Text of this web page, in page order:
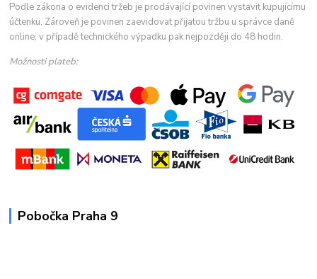
Podle zákona o evidenci tržeb je prodávající povinen vystavit kupujícímu
účtenku. Zároveň je povinen zaevidovat přijatou tržbu u správce daně
online; v případě technického výpadku pak nejpozději do 48 hodin.
Možnosti plateb:
Pobočka Praha 9